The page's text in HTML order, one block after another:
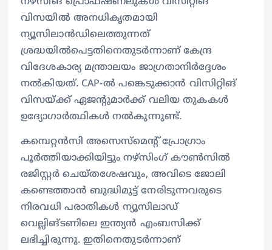
വിസയിൽ അനധികൃതമായി
ന്യൂസിലാൻഡിലെത്തുന്നത്
ശ്രദ്ധയിൽപെട്ടതിനെതുടർന്നാണ് കേന്ദ്ര
വിദേശകാര്യ മന്ത്രാലയം ജാഗ്രതാനിർദ്ദേശം
നൽകിയത്. CAP-ൽ പങ്കെടുക്കാൻ വിസിറ്റിങ്
വിസയ്ക്ക് ഏജന്റുമാർക്ക് വലിയ തുകകൾ
ഉദ്യോഗാർത്ഥികൾ നൽകുന്നുണ്ട്.
കമ്പെറ്റൻസി അസെസ്മെന്റ് പ്രോഗ്രാം
പൂർത്തിയാക്കിയിട്ടും നഴ്സിംഗ് കൗൺസിൽ
രജിസ്റ്റർ ചെയ്തശേഷവും, അവിടെ ജോലി
കണ്ടെത്താൻ ബുദ്ധിമുട്ട് നേരിടുന്നവരുടെ
നിരവധി പരാതികൾ ന്യൂസിലാഡ്
വെല്ലിങ്ടണിലെ ഇന്ത്യൻ എംബസിക്ക്
ലഭിച്ചിരുന്നു. ഇതിനെതുടർന്നാണ്